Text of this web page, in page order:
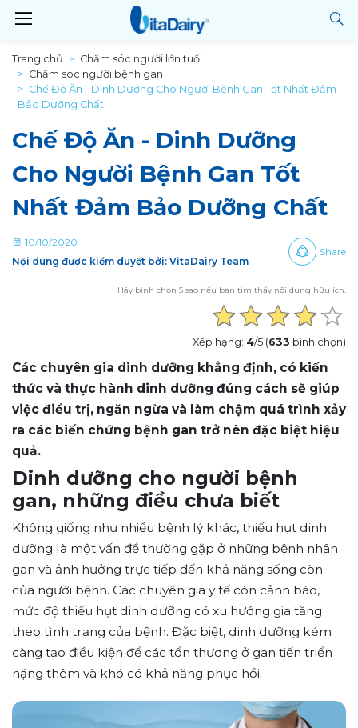
Trang chủ
Chăm sóc người lớn tuổi
Chăm sóc người bệnh gan
Chế Độ Ăn - Dinh Dưỡng Cho Người Bệnh Gan Tốt Nhất Đảm
Bảo Dưỡng Chất
Chế Độ Ăn - Dinh Dưỡng
Cho Người Bệnh Gan Tốt
Nhất Đảm Bảo Dưỡng Chất
10/10/2020
Nội dung được kiểm duyệt bởi: VitaDairy Team
Share
Hãy bình chọn 5 sao nếu bạn tìm thấy nội dung hữu ích.
Xếp hạng: 4/5 (633 bình chọn)
Các chuyên gia dinh dưỡng khẳng định, có kiến
thức và thực hành dinh dưỡng đúng cách sẽ giúp
việc điều trị, ngăn ngừa và làm chậm quá trình xảy
ra các biến chứng bệnh gan trở nên đặc biệt hiệu
quả.
Dinh dưỡng cho người bệnh
gan, những điều chưa biết
Không giống như nhiều bệnh lý khác, thiếu hụt dinh
dưỡng là một vấn đề thường gặp ở những bệnh nhân
gan và ảnh hưởng trực tiếp đến khả năng sống còn
của người bệnh. Các chuyên gia y tế còn cảnh báo,
mức độ thiếu hụt dinh dưỡng có xu hướng gia tăng
theo tình trạng của bệnh. Đặc biệt, dinh dưỡng kém
càng tạo điều kiện để các tổn thương ở gan tiến triển
nặng thêm và khó có khả năng phục hồi.